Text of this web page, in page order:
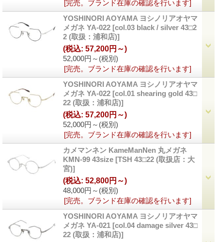
[完売。ブランド在庫の確認を行います]
YOSHINORI AOYAMA ヨシノリアオヤマ
メガネ YA-022 [col.03 black / silver 43□2
2 (取扱：浦和店)]
52,000円～ (税別)
(税込: 57,200円～)
[完売。ブランド在庫の確認を行います]
YOSHINORI AOYAMA ヨシノリアオヤマ
メガネ YA-022 [col.01 shearing gold 43□
22 (取扱：浦和店)]
52,000円～ (税別)
(税込: 57,200円～)
[完売。ブランド在庫の確認を行います]
カメマンネン KameManNen 丸メガネ
KMN-99 43size [TSH 43□22 (取扱店：大
宮)]
48,000円～ (税別)
(税込: 52,800円～)
[完売。ブランド在庫の確認を行います]
YOSHINORI AOYAMA ヨシノリアオヤマ
メガネ YA-021 [col.04 damage silver 43□
22 (取扱：浦和店)]